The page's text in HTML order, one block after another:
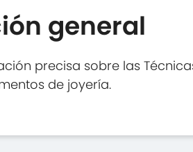
general
precisa sobre las
de joyería.